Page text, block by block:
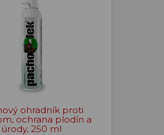
ohradník proti
ochrana plodín a
úrody, 250 ml